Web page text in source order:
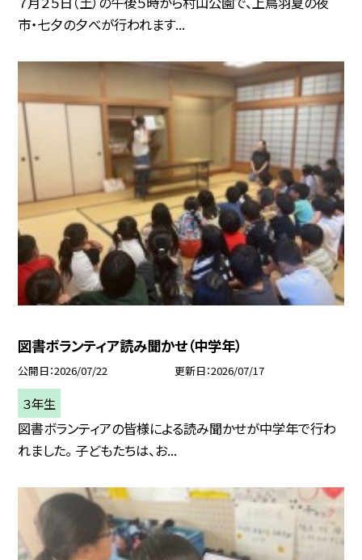
市・七夕の夕べが行われます...
図書ボランティア読み聞かせ（中学年）
公開日 2026/07/22 更新日 2026/07/17
３年生
図書ボランティアの皆様による読み聞かせが中学年で行わ
れました。 子どもたちは、お...